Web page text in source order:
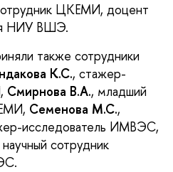
ЦКЕМИ, доцент
НИУ ВШЭ.
также сотрудники
К.С., стажер-
Смирнова В.А., младший
Семенова М.С.,
исследователь ИМВЭС,
сотрудник